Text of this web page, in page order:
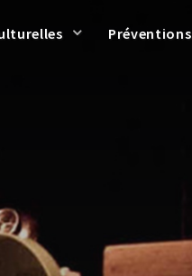
Préventions